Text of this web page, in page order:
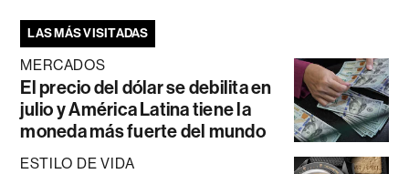
LAS MÁS VISITADAS
MERCADOS
El precio del dólar se debilita en
julio y América Latina tiene la
moneda más fuerte del mundo
ESTILO DE VIDA